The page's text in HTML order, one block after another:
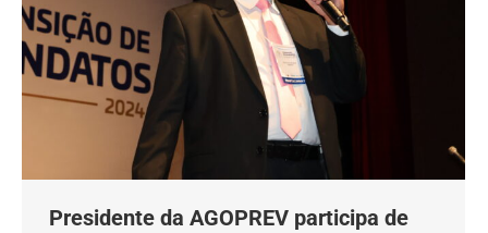
Presidente da AGOPREV participa de